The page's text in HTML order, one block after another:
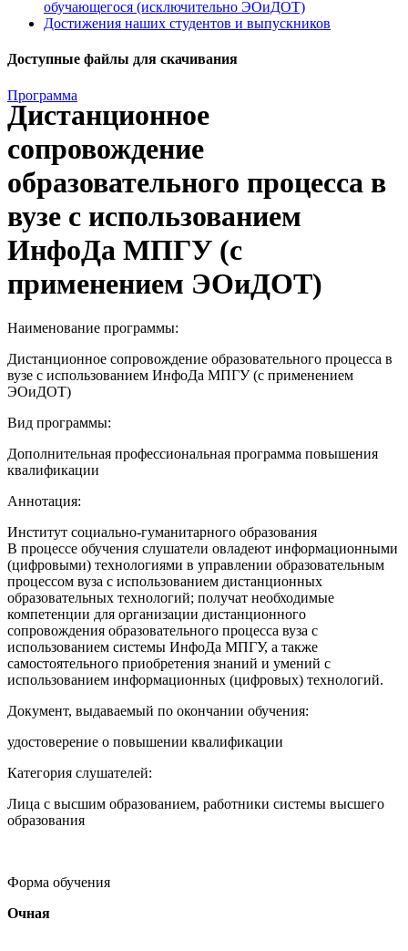
обучающегося (исключительно ЭОиДОТ)
Достижения наших студентов и выпускников
Доступные файлы для скачивания
Программа
Дистанционное
сопровождение
образовательного процесса в
вузе с использованием
ИнфоДа МПГУ (с
применением ЭОиДОТ)
Наименование программы:
Дистанционное сопровождение образовательного процесса в
вузе с использованием ИнфоДа МПГУ (с применением
ЭОиДОТ)
Вид программы:
Дополнительная профессиональная программа повышения
квалификации
Аннотация:
Институт социально-гуманитарного образования
В процессе обучения слушатели овладеют информационными
(цифровыми) технологиями в управлении образовательным
процессом вуза с использованием дистанционных
образовательных технологий; получат необходимые
компетенции для организации дистанционного
сопровождения образовательного процесса вуза с
использованием системы ИнфоДа МПГУ, а также
самостоятельного приобретения знаний и умений с
использованием информационных (цифровых) технологий.
Документ, выдаваемый по окончании обучения:
удостоверение о повышении квалификации
Категория слушателей:
Лица с высшим образованием, работники системы высшего
образования
Форма обучения
Очная